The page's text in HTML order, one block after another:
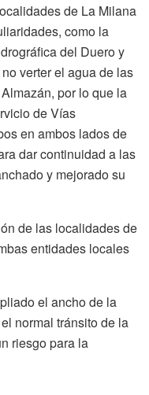
de La Milana
como la
del Duero y
verter el agua de las
por lo que la
de Vías
en ambos lados de
dar continuidad a las
y mejorado su
de las localidades de
entidades locales
el ancho de la
normal tránsito de la
riesgo para la